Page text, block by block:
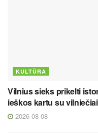
KULTŪRA
Vilnius sieks prikelti
ieškos kartu su
2026 08 08